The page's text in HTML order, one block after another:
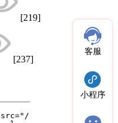
[219]
[237]
客服
小程序